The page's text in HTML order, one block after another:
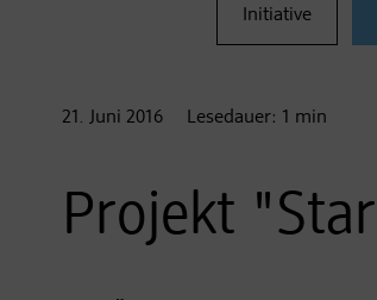
Initiative
21. Juni 2016 Lesedauer: 1 min
Projekt